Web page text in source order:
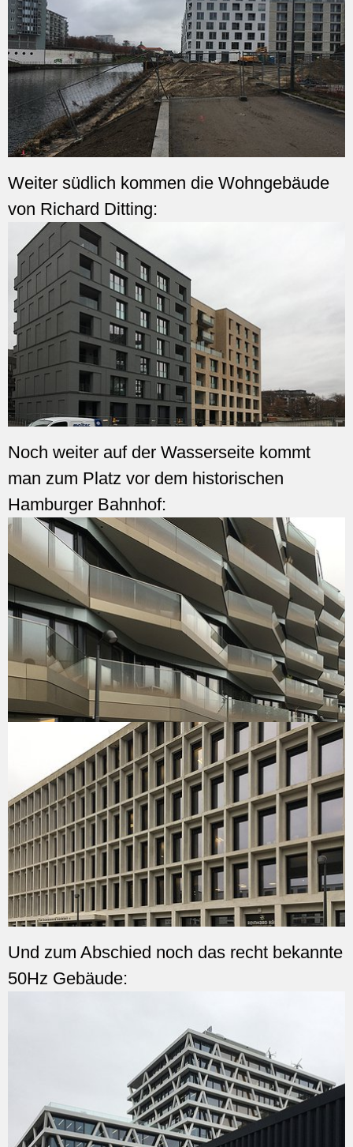
Weiter südlich kommen die Wohngebäude
von Richard Ditting:
Noch weiter auf der Wasserseite kommt
man zum Platz vor dem historischen
Hamburger Bahnhof:
Und zum Abschied noch das recht bekannte
50Hz Gebäude: